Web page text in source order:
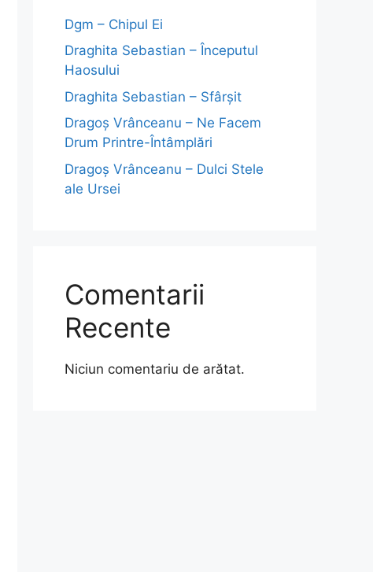
Dgm – Chipul Ei
Draghita Sebastian – Începutul
Haosului
Draghita Sebastian – Sfârșit
Dragoş Vrânceanu – Ne Facem
Drum Printre-Întâmplări
Dragoş Vrânceanu – Dulci Stele
ale Ursei
Comentarii
Recente
Niciun comentariu de arătat.